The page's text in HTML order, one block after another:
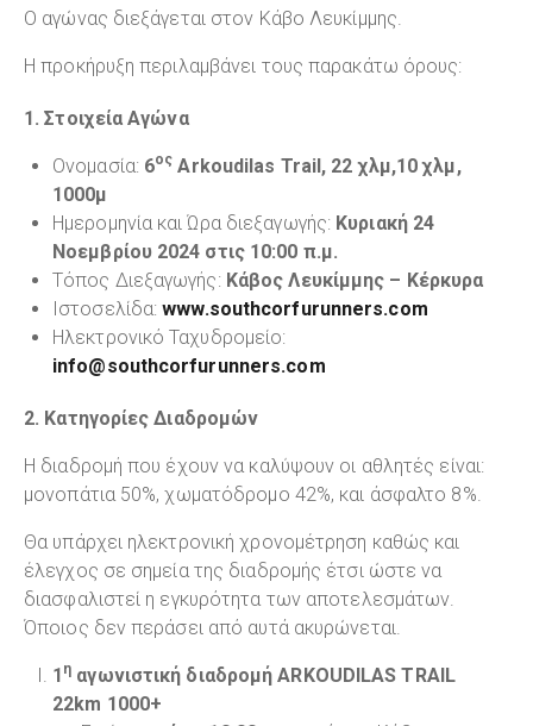
Ο αγώνας διεξάγεται στον Κάβο Λευκίμμης.
Η προκήρυξη περιλαμβάνει τους παρακάτω όρους:
1. Στοιχεία Αγώνα
Ονομασία: 6ος Arkoudilas Trail, 22 χλμ,10 χλμ,
1000μ
Ημερομηνία και Ώρα διεξαγωγής: Kυριακή 24
Νοεμβρίου 2024 στις 10:00 π.μ.
Τόπος Διεξαγωγής: Κάβος Λευκίμμης – Κέρκυρα
Ιστοσελίδα:www.southcorfurunners.com
Ηλεκτρονικό Ταχυδρομείο:
info@southcorfurunners.com
2. Κατηγορίες Διαδρομών
Η διαδρομή που έχουν να καλύψουν οι αθλητές είναι:
μονοπάτια 50%, χωματόδρομο 42%, και άσφαλτο 8%.
Θα υπάρχει ηλεκτρονική χρονομέτρηση καθώς και
έλεγχος σε σημεία της διαδρομής έτσι ώστε να
διασφαλιστεί η εγκυρότητα των αποτελεσμάτων.
Όποιος δεν περάσει από αυτά ακυρώνεται.
1 η αγωνιστική διαδρομή ARKOUDILAS TRAIL
22km 1000+